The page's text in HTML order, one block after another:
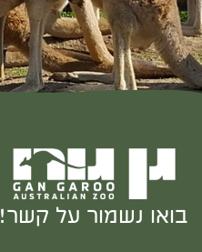
בואו נשמור על קשר!